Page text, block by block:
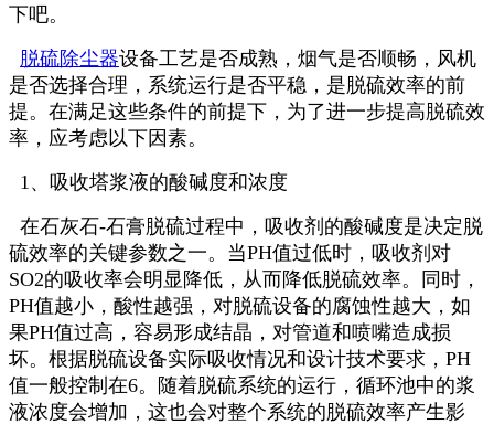
下吧。
脱硫除尘器设备工艺是否成熟，烟气是否顺畅，风机
是否选择合理，系统运行是否平稳，是脱硫效率的前
提。在满足这些条件的前提下，为了进一步提高脱硫效
率，应考虑以下因素。
1、吸收塔浆液的酸碱度和浓度
在石灰石-石膏脱硫过程中，吸收剂的酸碱度是决定脱
硫效率的关键参数之一。当PH值过低时，吸收剂对
SO2的吸收率会明显降低，从而降低脱硫效率。同时，
PH值越小，酸性越强，对脱硫设备的腐蚀性越大，如
果PH值过高，容易形成结晶，对管道和喷嘴造成损
坏。根据脱硫设备实际吸收情况和设计技术要求，PH
值一般控制在6。随着脱硫系统的运行，循环池中的浆
液浓度会增加，这也会对整个系统的脱硫效率产生影